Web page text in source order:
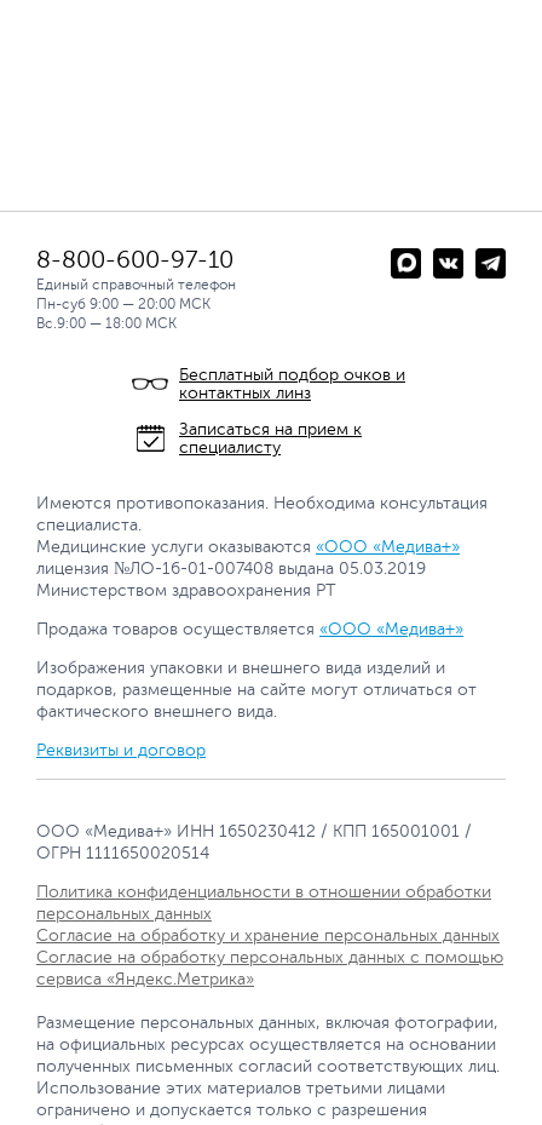
8-800-600-97-10
Единый справочный телефон
Пн-суб 9:00 — 20:00 МСК
Вс.9:00 — 18:00 МСК
Бесплатный подбор очков и
контактных линз
Записаться на прием к
специалисту
Имеются противопоказания. Необходима консультация
специалиста.
Медицинские услуги оказываются «ООО «Медива+»
лицензия №ЛО-16-01-007408 выдана 05.03.2019
Министерством здравоохранения РТ
Продажа товаров осуществляется «ООО «Медива+»
Изображения упаковки и внешнего вида изделий и
подарков, размещенные на сайте могут отличаться от
фактического внешнего вида.
Реквизиты и договор
ООО «Медива+» ИНН 1650230412 / КПП 165001001 /
ОГРН 1111650020514
Политика конфиденциальности в отношении обработки
персональных данных
Согласие на обработку и хранение персональных данных
Согласие на обработку персональных данных с помощью
сервиса «Яндекс.Метрика»
Размещение персональных данных, включая фотографии,
на официальных ресурсах осуществляется на основании
полученных письменных согласий соответствующих лиц.
Использование этих материалов третьими лицами
ограничено и допускается только с разрешения